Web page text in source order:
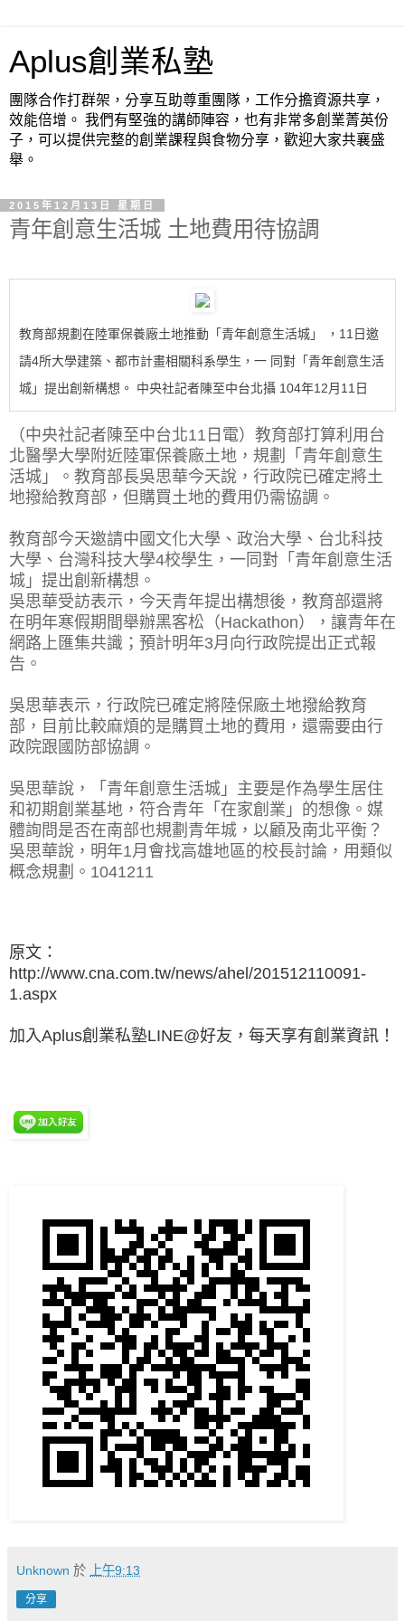
Aplus創業私塾
團隊合作打群架，分享互助尊重團隊，工作分擔資源共享，
效能倍增。 我們有堅強的講師陣容，也有非常多創業菁英份
子，可以提供完整的創業課程與食物分享，歡迎大家共襄盛
舉。
2015年12月13日 星期日
青年創意生活城 土地費用待協調
教育部規劃在陸軍保養廠土地推動「青年創意生活城」 ，11日邀
請4所大學建築、都市計畫相關科系學生，一 同對「青年創意生活
城」提出創新構想。 中央社記者陳至中台北攝 104年12月11日
（中央社記者陳至中台北11日電）教育部打算利用台
北醫學大學附近陸軍保養廠土地，規劃「青年創意生
活城」。教育部長吳思華今天說，行政院已確定將土
地撥給教育部，但購買土地的費用仍需協調。
教育部今天邀請中國文化大學、政治大學、台北科技
大學、台灣科技大學4校學生，一同對「青年創意生活
城」提出創新構想。
吳思華受訪表示，今天青年提出構想後，教育部還將
在明年寒假期間舉辦黑客松（Hackathon），讓青年在
網路上匯集共識；預計明年3月向行政院提出正式報
告。
吳思華表示，行政院已確定將陸保廠土地撥給教育
部，目前比較麻煩的是購買土地的費用，還需要由行
政院跟國防部協調。
吳思華說，「青年創意生活城」主要是作為學生居住
和初期創業基地，符合青年「在家創業」的想像。媒
體詢問是否在南部也規劃青年城，以顧及南北平衡？
吳思華說，明年1月會找高雄地區的校長討論，用類似
概念規劃。1041211
原文：
http://www.cna.com.tw/news/ahel/201512110091-
1.aspx
加入Aplus創業私塾LINE@好友，每天享有創業資訊！
Unknown 於 上午9:13
分享